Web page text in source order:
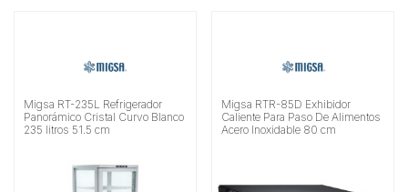
Migsa RT-235L Refrigerador
Panorámico Cristal Curvo Blanco
235 litros 51.5 cm
Migsa RTR-85D Exhibidor
Caliente Para Paso De Alimentos
Acero Inoxidable 80 cm